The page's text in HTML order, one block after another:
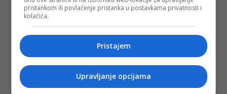
pristankom ili povlačenje pristanka u postavkama privatnosti i
kolačića.
Pristajem
Upravljanje opcijama